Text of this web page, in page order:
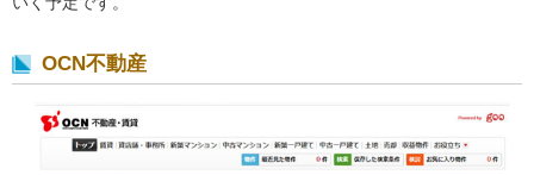
OCN不動産